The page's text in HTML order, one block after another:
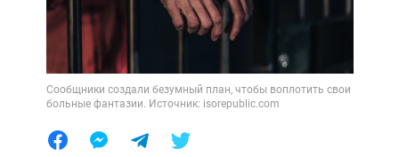
Сообщники создали безумный план, чтобы воплотить свои
больные фантазии. Источник: isorepublic.com